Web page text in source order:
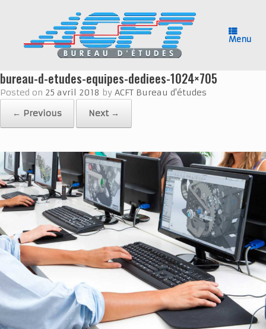
Menu
bureau-d-etudes-equipes-dediees-1024×705
Posted on 25 avril 2018 by ACFT Bureau d'études
← Previous
Next →